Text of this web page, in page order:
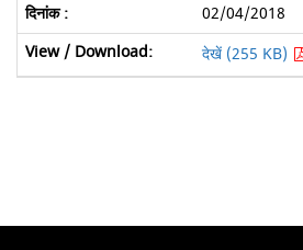
02/04/2018
देखें (255 KB)